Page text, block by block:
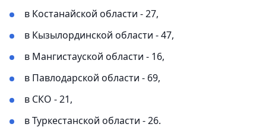
в Костанайской области - 27,
в Кызылординской области - 47,
в Мангистауской области - 16,
в Павлодарской области - 69,
в СКО - 21,
в Туркестанской области - 26.